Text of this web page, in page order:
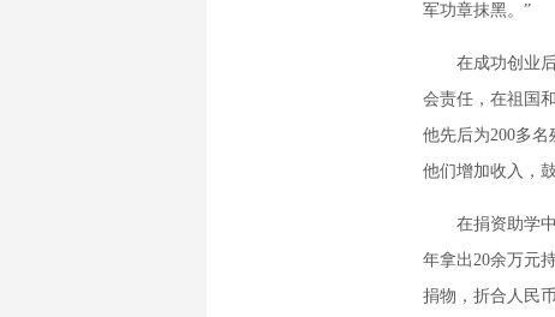
军功章抹黑。”
在成功创业后
会责任，在祖国
他先后为200多
他们增加收入，
在捐资助学中
年拿出20余万元
捐物，折合人民